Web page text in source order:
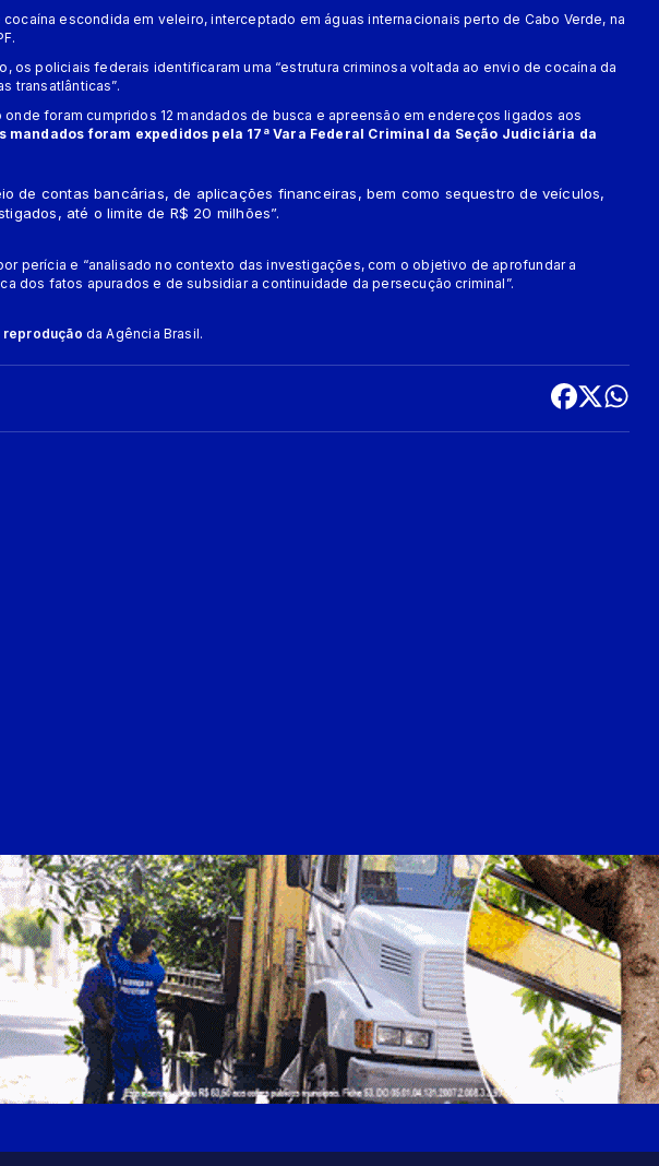
escondida em veleiro, interceptado em águas internacionais perto de Cabo Verde, na
os policiais federais identificaram uma “estrutura criminosa voltada ao envio de cocaína da
transatlânticas”.
foram cumpridos 12 mandados de busca e apreensão em endereços ligados aos
mandados foram expedidos pela 17ª Vara Federal Criminal da Seção Judiciária da
de contas bancárias, de aplicações financeiras, bem como sequestro de veículos,
até o limite de R$ 20 milhões”.
perícia e “analisado no contexto das investigações, com o objetivo de aprofundar a
dos fatos apurados e de subsidiar a continuidade da persecução criminal”.
reprodução da Agência Brasil.